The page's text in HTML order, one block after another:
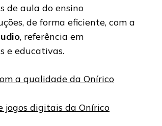
de aula do ensino
de forma eficiente, com a
, referência em
e educativas.
a qualidade da Onírico
jogos digitais da Onírico